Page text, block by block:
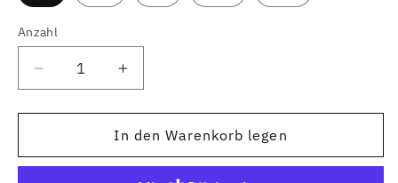
Anzahl
Anzahl
Verringere
die
Menge
Ricky
Erhöhe
die
Menge
für
Ricky
In den Warenkorb legen